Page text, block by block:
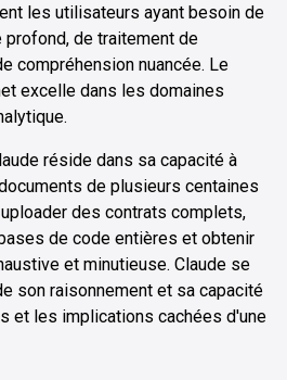
les utilisateurs ayant besoin de
profond, de traitement de
compréhension nuancée. Le
excelle dans les domaines
réside dans sa capacité à
de plusieurs centaines
des contrats complets,
de code entières et obtenir
et minutieuse. Claude se
son raisonnement et sa capacité
et les implications cachées d'une